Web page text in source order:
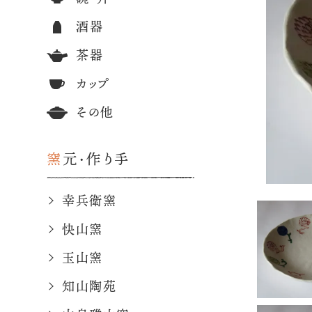
酒器
茶器
カップ
その他
窯元・作り手
幸兵衛窯
快山窯
玉山窯
知山陶苑